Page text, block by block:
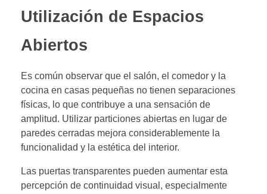
Utilización de Espacios
Abiertos
Es común observar que el salón, el comedor y la
cocina en casas pequeñas no tienen separaciones
físicas, lo que contribuye a una sensación de
amplitud. Utilizar particiones abiertas en lugar de
paredes cerradas mejora considerablemente la
funcionalidad y la estética del interior.
Las puertas transparentes pueden aumentar esta
percepción de continuidad visual, especialmente